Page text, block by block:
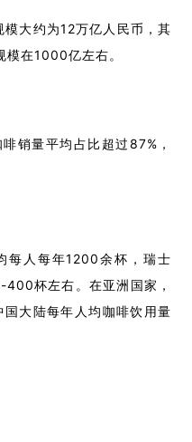
大约为12万亿人民币，其
在1000亿左右。
销量平均占比超过87%，
每人每年1200余杯，瑞士
杯左右。 在亚洲国家，
国大陆每年人均咖啡饮用量